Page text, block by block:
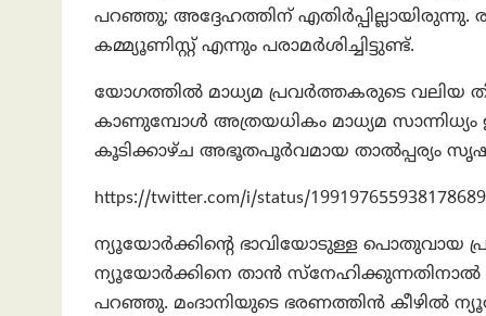
പറഞ്ഞു; അദ്ദേഹത്തിന് എതിർപ്പില്ലായിരുന്നു.
കമ്മ്യൂണിസ്റ്റ് എന്നും പരാമർശിച്ചിട്ടുണ്ട്.
യോഗത്തിൽ മാധ്യമ പ്രവർത്തകരുടെ വലിയ
കാണുമ്പോൾ അത്രയധികം മാധ്യമ സാന്നിധ്യം
കൂടിക്കാഴ്ച അഭൂതപൂർവമായ താൽപ്പര്യം
https://twitter.com/i/status/
ന്യൂയോർക്കിന്റെ ഭാവിയോടുള്ള പൊതുവായ
ന്യൂയോർക്കിനെ താൻ സ്നേഹിക്കുന്നതിനാൽ
പറഞ്ഞു. മംദാനിയുടെ ഭരണത്തിൻ കീഴിൽ